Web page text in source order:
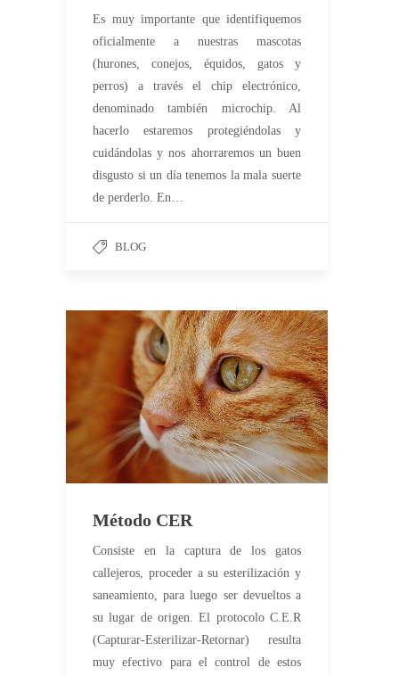
Es muy importante que identifiquemos
oficialmente a nuestras mascotas
(hurones, conejos, équidos, gatos y
perros) a través el chip electrónico,
denominado también microchip. Al
hacerlo estaremos protegiéndolas y
cuidándolas y nos ahorraremos un buen
disgusto si un día tenemos la mala suerte
de perderlo. En…
BLOG
Método CER
Consiste en la captura de los gatos
callejeros, proceder a su esterilización y
saneamiento, para luego ser devueltos a
su lugar de origen. El protocolo C.E.R
(Capturar-Esterilizar-Retornar) resulta
muy efectivo para el control de estos